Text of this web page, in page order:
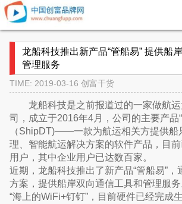
龙船科技推出新产品“管船易” 提供船
管理服务
TIME: 2019-03-16 创富干货
龙船科技是之前报道过的一家做航
司，成立于2016年4月，公司的主要产品
（ShipDT)——一款为航运相关方提供船
理、智能航运解决方案的软件产品，目
用户，其中企业用户已达数百家。
近期，龙船科技推出了新产品“管船易”，
方案，提供船岸双向通信工具和管理服
“海上的WiFi+钉钉”，目前硬件已经完成